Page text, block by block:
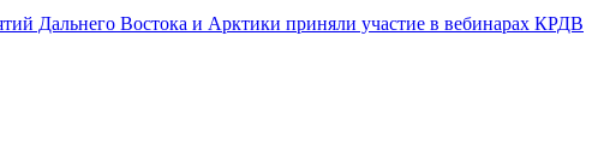
Дальнего Востока и Арктики приняли участие в вебинарах КРДВ